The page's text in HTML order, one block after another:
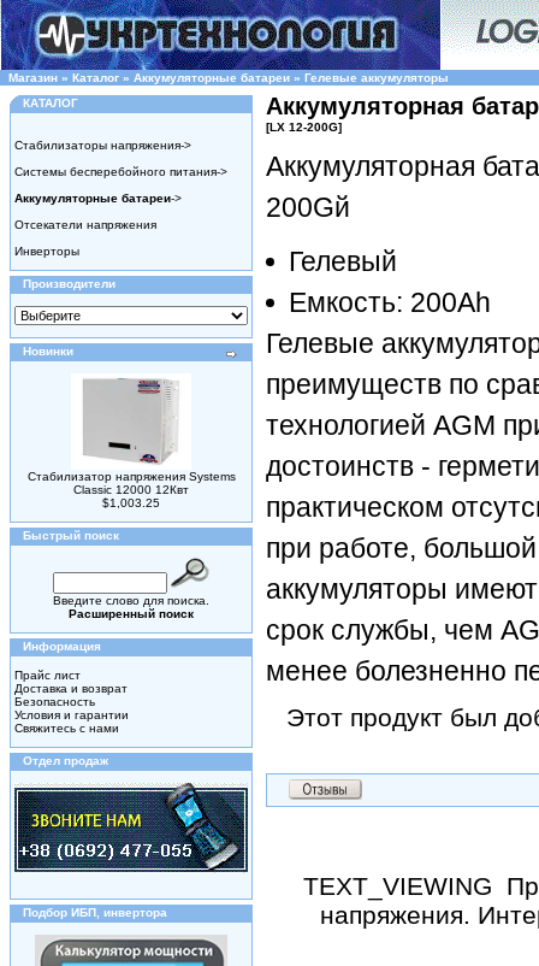
Магазин » Каталог » Аккумуляторные батареи » Гелевые аккумуляторы
КАТАЛОГ
Стабилизаторы напряжения->
Системы бесперебойного питания->
Аккумуляторные батареи->
Отсекатели напряжения
Инверторы
Производители
Новинки
Стабилизатор напряжения Systems
Classic 12000 12Квт
$1,003.25
Быстрый поиск
Введите слово для поиска.
Расширенный поиск
Информация
Прайс лист
Доставка и возврат
Безопасность
Условия и гарантии
Свяжитесь с нами
Отдел продаж
Подбор ИБП, инвертора
Аккумуляторная
[LX 12-200G]
Аккумуляторная
200Gй
Гелевый
Емкость: 200Ah
Гелевые
преимуществ по
технологией AGM
достоинств -
практическом
при работе,
аккумуляторы
срок службы, чем
менее болезненно
Этот продукт был
TEXT_VIEWING
напряжения.